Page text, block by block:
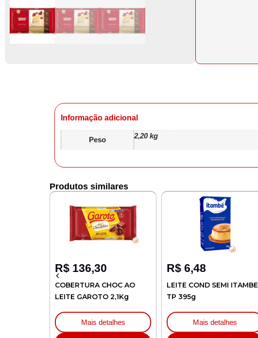
Informação adicional
Peso 2,20 kg
Produtos similares
R$ 136,30
COBERTURA CHOC AO
LEITE GAROTO 2,1Kg
Mais detalhes
R$ 6,48
LEITE COND SEMI ITAMBE
TP 395g
Mais detalhes